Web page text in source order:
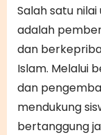
Salah satu
adalah
dan
Islam. Melalui
dan
mendukung
bertanggung